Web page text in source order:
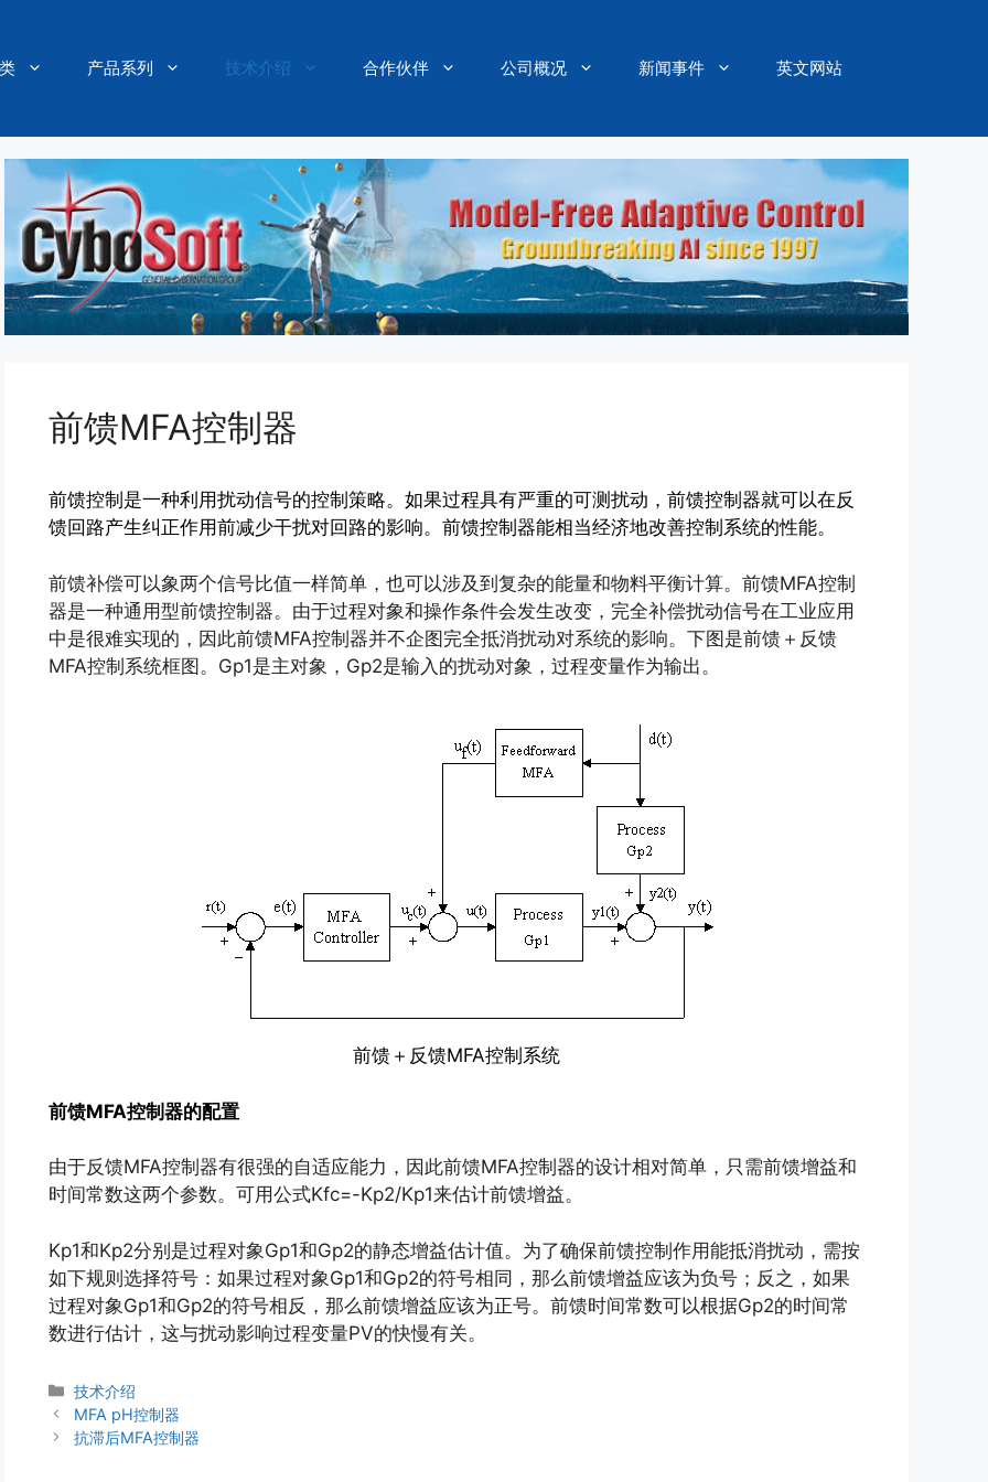
产品系列 技术介绍 合作伙伴 公司概况 新闻事件 英文网站
前馈MFA控制器
前馈控制是一种利用扰动信号的控制策略。如果过程具有严重的可测扰动，前馈控制器就可以在反
馈回路产生纠正作用前减少干扰对回路的影响。前馈控制器能相当经济地改善控制系统的性能。
前馈补偿可以象两个信号比值一样简单，也可以涉及到复杂的能量和物料平衡计算。前馈MFA控制
器是一种通用型前馈控制器。由于过程对象和操作条件会发生改变，完全补偿扰动信号在工业应用
中是很难实现的，因此前馈MFA控制器并不企图完全抵消扰动对系统的影响。下图是前馈＋反馈
MFA控制系统框图。Gp1是主对象，Gp2是输入的扰动对象，过程变量作为输出。
前馈＋反馈MFA控制系统
前馈MFA控制器的配置
由于反馈MFA控制器有很强的自适应能力，因此前馈MFA控制器的设计相对简单，只需前馈增益和
时间常数这两个参数。可用公式Kfc=-Kp2/Kp1来估计前馈增益。
Kp1和Kp2分别是过程对象Gp1和Gp2的静态增益估计值。为了确保前馈控制作用能抵消扰动，需按
如下规则选择符号：如果过程对象Gp1和Gp2的符号相同，那么前馈增益应该为负号；反之，如果
过程对象Gp1和Gp2的符号相反，那么前馈增益应该为正号。前馈时间常数可以根据Gp2的时间常
数进行估计，这与扰动影响过程变量PV的快慢有关。
分
类
技术介绍
MFA pH控制器
抗滞后MFA控制器